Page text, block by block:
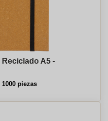
A5 -
piezas